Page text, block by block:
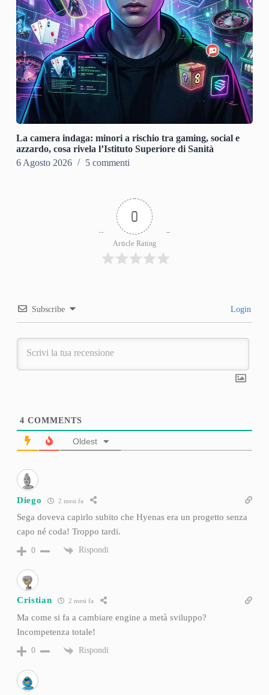
La camera indaga: minori a rischio tra gaming, social e
azzardo, cosa rivela l’Istituto Superiore di Sanità
6 Agosto 2026
5 commenti
0
Article Rating
Subscribe Login
4 COMMENTS
Oldest
Diego 2 mesi fa
Sega doveva capirlo subito che Hyenas era un progetto senza
capo né coda! Troppo tardi.
0 Rispondi
Cristian 2 mesi fa
Ma come si fa a cambiare engine a metà sviluppo?
Incompetenza totale!
0 Rispondi